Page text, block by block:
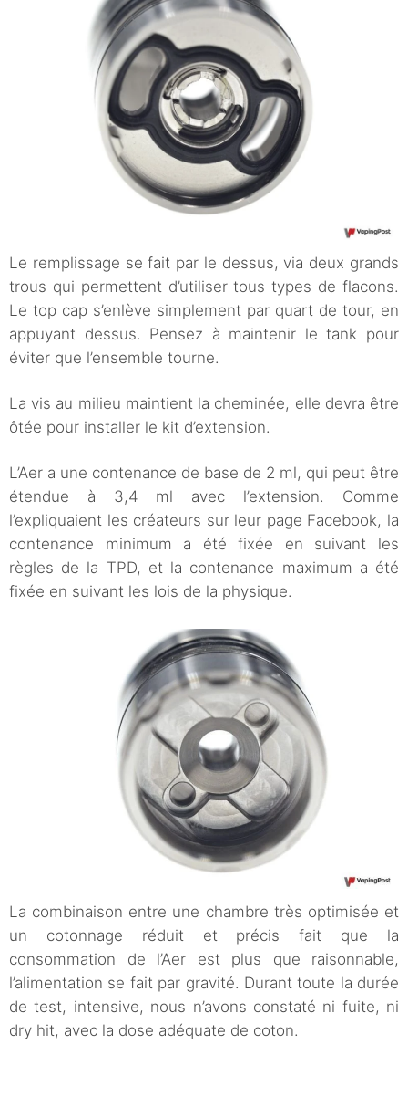
Le remplissage se fait par le dessus, via deux grands
trous qui permettent d’utiliser tous types de flacons.
Le top cap s’enlève simplement par quart de tour, en
appuyant dessus. Pensez à maintenir le tank pour
éviter que l’ensemble tourne.
La vis au milieu maintient la cheminée, elle devra être
ôtée pour installer le kit d’extension.
L’Aer a une contenance de base de 2 ml, qui peut être
étendue à 3,4 ml avec l’extension. Comme
l’expliquaient les créateurs sur leur page Facebook, la
contenance minimum a été fixée en suivant les
règles de la TPD, et la contenance maximum a été
fixée en suivant les lois de la physique.
La combinaison entre une chambre très optimisée et
un cotonnage réduit et précis fait que la
consommation de l’Aer est plus que raisonnable,
l’alimentation se fait par gravité. Durant toute la durée
de test, intensive, nous n’avons constaté ni fuite, ni
dry hit, avec la dose adéquate de coton.